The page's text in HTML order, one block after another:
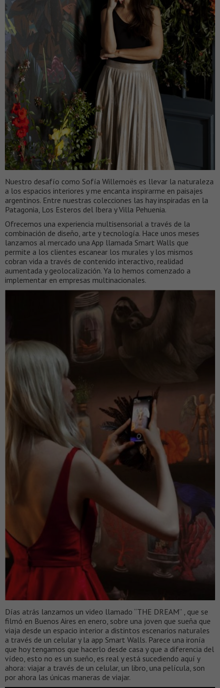
Nuestro desafío como Sofía Willemoës es llevar la naturaleza
a los espacios interiores y me encanta inspirarme en paisajes
argentinos. Entre nuestras colecciones las hay inspiradas en la
Patagonia, Los Esteros del Ibera y Villa Pehuenia.
Ofrecemos una experiencia multisensorial a través de la
combinación de diseño, arte y tecnología. Hace unos meses
lanzamos al mercado una App llamada Smart Walls que
permite a los clientes escanear los murales y los mismos
cobran vida a través de contenido interactivo, realidad
aumentada y geolocalización. Ya lo hemos comenzado a
implementar en empresas multinacionales.
Días atrás lanzamos un video llamado “THE DREAM” , que se
filmó en Buenos Aires en enero, sobre una joven que sueña que
viaja desde un espacio interior a distintos escenarios naturales
a través de un celular y la app Smart Walls. Parece una ironía
que hoy tengamos que hacerlo desde casa y que a diferencia del
vídeo, esto no es un sueño, es real y está sucediendo aquí y
ahora: viajar a través de un celular, un libro, una película, son
por ahora las únicas maneras de viajar.